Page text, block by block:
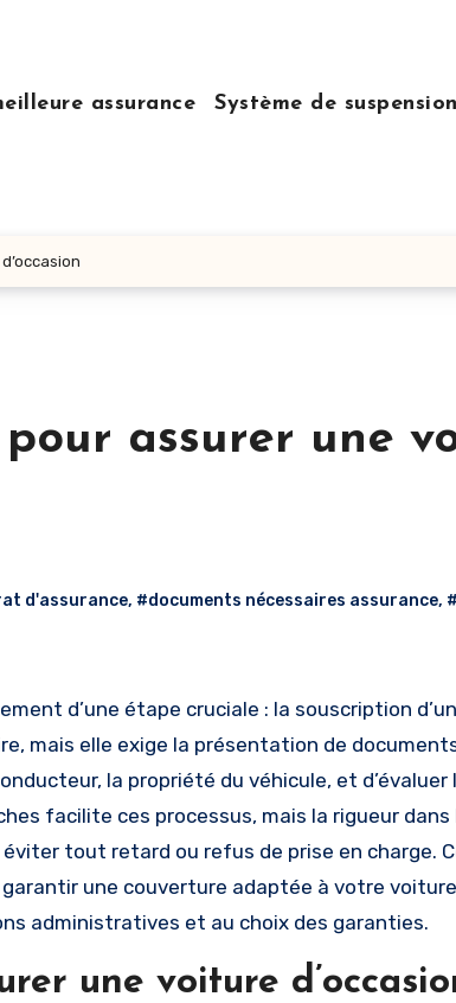
assurance Système de suspension
assurer une
d'assurance, #documents nécessaires assurance,
d’une étape cruciale : la souscription
mais elle exige la présentation de
la propriété du véhicule, et d’évaluer
facilite ces processus, mais la rigueur dans
tout retard ou refus de prise en charge.
une couverture adaptée à votre voiture
administratives et au choix des garanties.
une voiture